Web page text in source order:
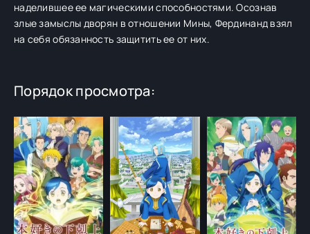
наделившее ее магическими способностями. Осознав
злые замыслы дворян в отношении Мины, Фердинанд взял
на себя обязанность защитить ее от них.
Порядок просмотра: